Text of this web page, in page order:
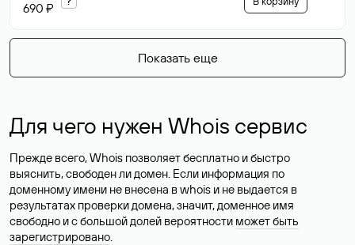
690 ₽
Показать еще
Для чего нужен Whois сервис
Прежде всего, Whois позволяет бесплатно и быстро
выяснить, свободен ли домен. Если информация по
доменному имени не внесена в whois и не выдается в
результатах проверки домена, значит, доменное имя
свободно и с большой долей вероятности может быть
зарегистрировано.